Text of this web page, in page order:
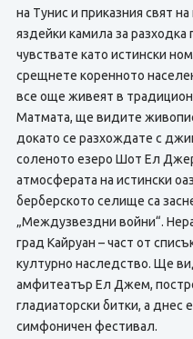
на Тунис и приказния свят
яздейки камила за
чувствате като истински
срещнете коренното
все още живеят в
Матмата, ще видите
докато се разхождате с
соленото езеро Шот Ел
атмосферата на истински
берберското селище са
„Междузвездни войни“.
град Кайруан – част от
културно наследство. Ще
амфитеатър Ел Джем,
гладиаторски битки, а
симфоничен фестивал.